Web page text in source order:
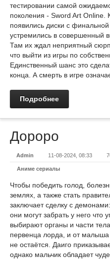
тестировании самой
поколения - Sword Art Online.
появились диски с
устремились в совершенный
Там их ждал неприятный
что выйти из игры по
Единственный шанс это
конца. А смерть в игре
Подробнее
Дороро
Admin 11-08-2024, 08:33
Аниме сериалы
Чтобы победить голод,
землях, а также стать
заключает сделку с
они могут забрать у него что
выбирают органы и части
первенца лорда, и от малыша
не остаётся. Даиго
однако мальчик обладает